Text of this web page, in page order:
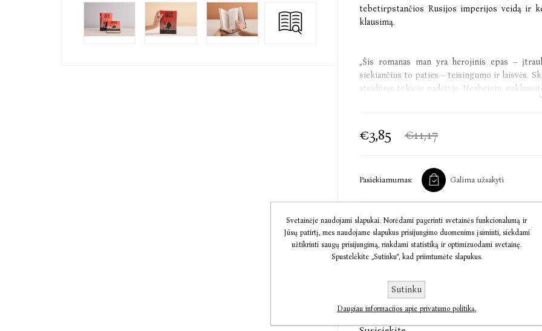
tebetirpstančios Rusijos imperijos veidą ir
klausimą.
„Šis romanas man yra herojinis epas –
siekiančius to paties – teisingumo ir laisvės.
atsidūręs tokioje padėtyje. Neabejoju,
Ramūnas Bogdanas (gim. 1959 Kaune) –
užsienio politikos klausimais. Apdovanotas
su revoliucinių įvykių dalyviais, skaitė
įšventintas į 13-os kartos čen stiliaus taidzi
įvykiams Ukrainoje. 2018 m. pasirodė pirmas
€3,85 €11,17
Pasiekiamumas: Galima užsakyti
Į KREPŠELĮ
Komentarai
Svetainėje naudojami slapukai. Norėdami pagerinti svetainės funkcionalumą ir
Jūsų patirtį, mes naudojame slapukus prisijungimo duomenims įsiminti, siekdami
užtikrinti saugų prisijungimą, rinkdami statistiką ir optimizuodami svetainę.
Spustelėkite „Sutinku“, kad priimtumėte slapukus.
Sutinku
Daugiau informacijos apie privatumo politiką.